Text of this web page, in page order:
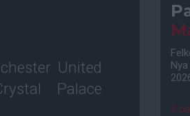
United
Palace
2